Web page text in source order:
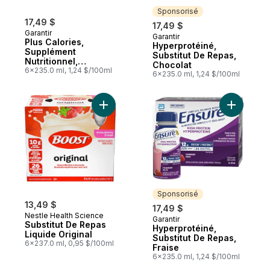
17,49 $
Garantir
Plus Calories,
Supplément
Nutritionnel,
Chocolat
6x235.0 ml, 1,24 $/100ml
Sponsorisé
17,49 $
Sponsorisé
Garantir
Hyperprotéiné,
Substitut De Repas,
Chocolat
6x235.0 ml, 1,24 $/100ml
13,49 $
Nestle Health Science
Substitut De Repas
Liquide Original
6x237.0 ml, 0,95 $/100ml
Ajouter Substitut De Repas Liquide
Sponsorisé
17,49 $
Sponsorisé
Garantir
Hyperprotéiné,
Substitut De Repas,
Fraise
6x235.0 ml, 1,24 $/100ml
Ajouter